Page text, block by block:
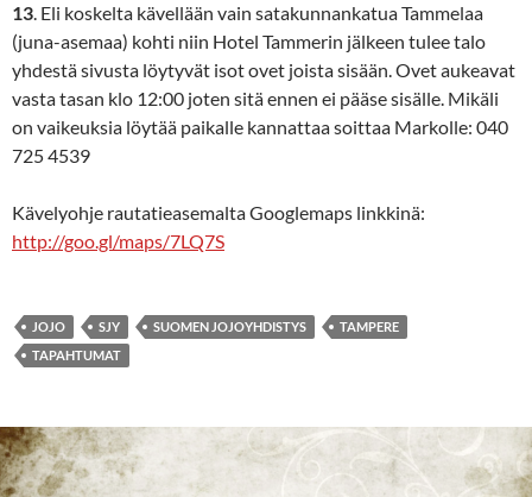
13. Eli koskelta kävellään vain satakunnankatua Tammelaa
(juna-asemaa) kohti niin Hotel Tammerin jälkeen tulee talo
yhdestä sivusta löytyvät isot ovet joista sisään. Ovet aukeavat
vasta tasan klo 12:00 joten sitä ennen ei pääse sisälle. Mikäli
on vaikeuksia löytää paikalle kannattaa soittaa Markolle: 040
725 4539
Kävelyohje rautatieasemalta Googlemaps linkkinä:
http://goo.gl/maps/7LQ7S
JOJO SJY SUOMEN JOJOYHDISTYS
TAMPERE
TAPAHTUMAT